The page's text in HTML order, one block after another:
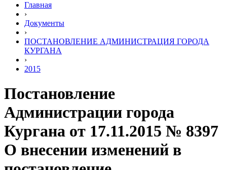
Главная
›
Документы
›
ПОСТАНОВЛЕНИЕ АДМИНИСТРАЦИЯ ГОРОДА
КУРГАНА
›
2015
Постановление
Администрации города
Кургана от 17.11.2015 № 8397
О внесении изменений в